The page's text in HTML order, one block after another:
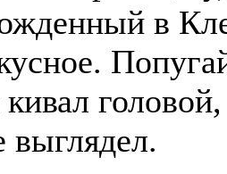
в
кивал
выглядел.